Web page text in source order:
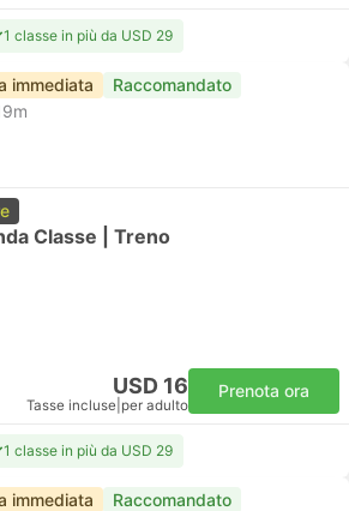
1 classe in più da USD 29
immediata Raccomandato
Classe | Treno
USD 16
Tasse incluse per adulto
Prenota ora
1 classe in più da USD 29
immediata Raccomandato